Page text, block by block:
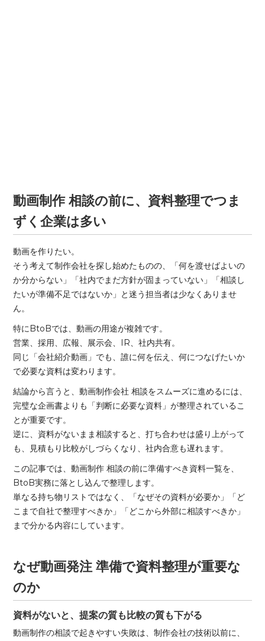
動画制作 相談の前に、資料整理でつま
ずく企業は多い
動画を作りたい。
そう考えて制作会社を探し始めたものの、「何を渡せばよいの
か分からない」「社内でまだ方針が固まっていない」「相談し
たいが準備不足ではないか」と迷う担当者は少なくありませ
ん。
特にBtoBでは、動画の用途が複雑です。
営業、採用、広報、展示会、IR、社内共有。
同じ「会社紹介動画」でも、誰に何を伝え、何につなげたいか
で必要な資料は変わります。
結論から言うと、動画制作会社 相談をスムーズに進めるには、
完璧な企画書よりも「判断に必要な資料」が整理されているこ
とが重要です。
逆に、資料がないまま相談すると、打ち合わせは盛り上がって
も、見積もり比較がしづらくなり、社内合意も遅れます。
この記事では、動画制作 相談の前に準備すべき資料一覧を、
BtoB実務に落とし込んで整理します。
単なる持ち物リストではなく、「なぜその資料が必要か」「ど
こまで自社で整理すべきか」「どこから外部に相談すべきか」
まで分かる内容にしています。
なぜ動画発注 準備で資料整理が重要な
のか
資料がないと、提案の質も比較の質も下がる
動画制作の相談で起きやすい失敗は、制作会社の技術以前に、